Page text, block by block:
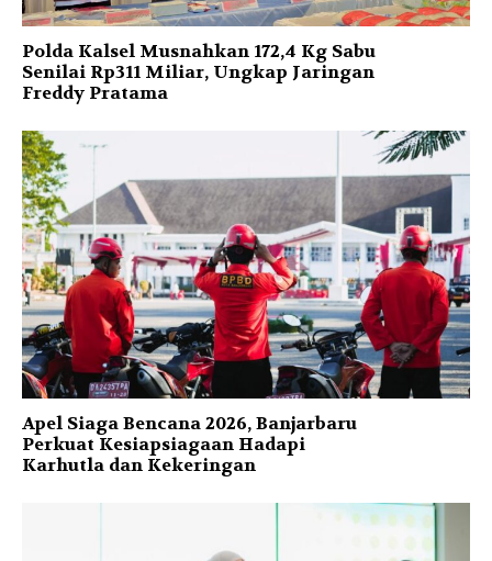
Polda Kalsel Musnahkan 172,4 Kg Sabu
Senilai Rp311 Miliar, Ungkap Jaringan
Freddy Pratama
Apel Siaga Bencana 2026, Banjarbaru
Perkuat Kesiapsiagaan Hadapi
Karhutla dan Kekeringan